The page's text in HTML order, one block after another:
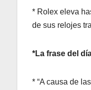
* Rolex eleva
de sus relojes
*La frase del
* “A causa de